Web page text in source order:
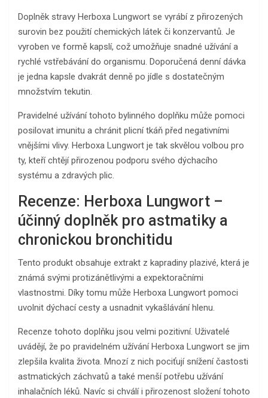
Doplněk stravy Herboxa Lungwort se vyrábí z přirozených
surovin bez použití chemických látek či konzervantů. Je
vyroben ve formě kapslí, což umožňuje snadné užívání a
rychlé vstřebávání do organismu. Doporučená denní dávka
je jedna kapsle dvakrát denně po jídle s dostatečným
množstvím tekutin.
Pravidelné užívání tohoto bylinného doplňku může pomoci
posilovat imunitu a chránit plicní tkáň před negativními
vnějšími vlivy. Herboxa Lungwort je tak skvělou volbou pro
ty, kteří chtějí přirozenou podporu svého dýchacího
systému a zdravých plic.
Recenze: Herboxa Lungwort –
účinný doplněk pro astmatiky a
chronickou bronchitidu
Tento produkt obsahuje extrakt z kapradiny plazivé, která je
známá svými protizánětlivými a expektoračními
vlastnostmi. Díky tomu může Herboxa Lungwort pomoci
uvolnit dýchací cesty a usnadnit vykašlávání hlenu.
Recenze tohoto doplňku jsou velmi pozitivní. Uživatelé
uvádějí, že po pravidelném užívání Herboxa Lungwort se jim
zlepšila kvalita života. Mnozí z nich pociťují snížení častosti
astmatických záchvatů a také menší potřebu užívání
inhalačních léků. Navíc si chválí i přirozenost složení tohoto